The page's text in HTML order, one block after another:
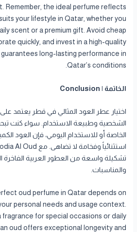
Remember, the ideal perfume reflects
your lifestyle in Qatar, whether you
scent or a premium gift. Avoid cheap
quickly, and invest in a high-quality
long-lasting performance in
Qatar’s conditions.
الخاتمة | Conclusion
اختيار عطر العود المثالي في قطر يعتمد
الشخصية وطبيعة الاستخدام. سواء كنت
الخاصة أو للاستخدام اليومي، فإن العود
تشكيلة واسعة من العطور العربية الفاخرة
والمناسبات.
oud perfume in Qatar depends on
personal needs and usage context.
for special occasions or daily
oud offers exceptional longevity and